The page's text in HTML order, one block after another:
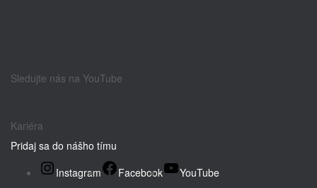
Sledujte nás na YouTube
Kariéra
Pridaj sa do nášho tímu
Instagram
Facebook YouTube